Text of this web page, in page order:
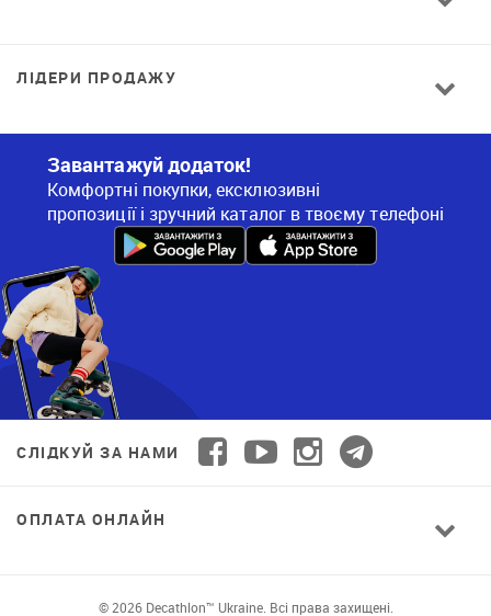
ЛІДЕРИ ПРОДАЖУ
Завантажуй додаток!
Комфортні покупки, ексклюзивні
пропозиції і зручний каталог в твоєму телефоні
СЛІДКУЙ ЗА НАМИ
ОПЛАТА ОНЛАЙН
© 2026 Decathlon™ Ukraine. Всі права захищені.